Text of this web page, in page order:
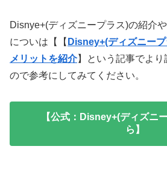
Disnye+(ディズニープラス)の紹介
についは【【 Disney+(ディズニー
メリットを紹介】という記事でよ
ので参考にしてみてください。
【公式：Disney+(ディズニ
ら】